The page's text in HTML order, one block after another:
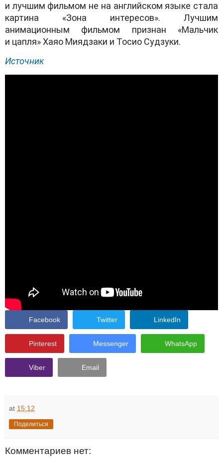
и лучшим фильмом не на английском языке стала
картина «Зона интересов». Лучшим
анимационным фильмом признан «Мальчик
и цапля» Хаяо Миядзаки и Тосио Судзуки.
Источник
Facebook Twitter LinkedIn
Pinterest Messenger WhatsApp
Viber Email
at 15:12
Поделиться
Комментариев нет: